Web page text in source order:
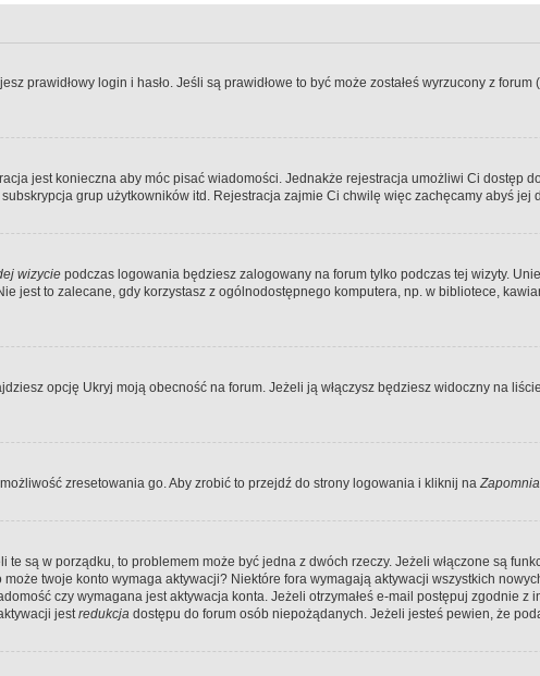
prawidłowy login i hasło. Jeśli są prawidłowe to być może zostałeś wyrzucony z
jest konieczna aby móc pisać wiadomości. Jednakże rejestracja umożliwi Ci
grup użytkowników itd. Rejestracja zajmie Ci chwilę więc zachęcamy abyś jej
wizycie podczas logowania będziesz zalogowany na forum tylko podczas tej wizyty.
jest to zalecane, gdy korzystasz z ogólnodostępnego komputera, np. w bibliotece,
opcję Ukryj moją obecność na forum. Jeżeli ją włączysz będziesz widoczny na
zresetowania go. Aby zrobić to przejdź do strony logowania i kliknij na
są w porządku, to problemem może być jedna z dwóch rzeczy. Jeżeli włączone są
twoje konto wymaga aktywacji? Niektóre fora wymagają aktywacji wszystkich
czy wymagana jest aktywacja konta. Jeżeli otrzymałeś e-mail postępuj zgodnie z
jestredukcja dostępu do forum osób niepożądanych. Jeżeli jesteś pewien, że